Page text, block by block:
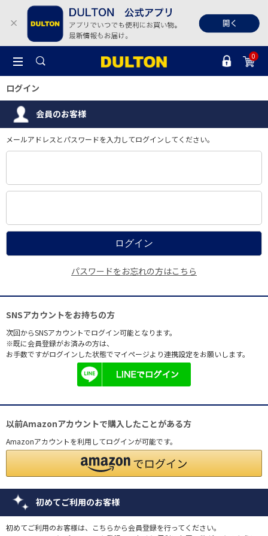
0
ログイン
会員のお客様
メールアドレスとパスワードを入力してログインしてください。
パスワードをお忘れの方はこちら
SNSアカウントをお持ちの方
次回からSNSアカウントでログイン可能となります。
※既に会員登録がお済みの方は、
お手数ですがログインした状態でマイページより連携設定をお願いします。
以前Amazonアカウントで購入したことがある方
Amazonアカウントを利用してログインが可能です。
初めてご利用のお客様
初めてご利用のお客様は、こちらから会員登録を行ってください。